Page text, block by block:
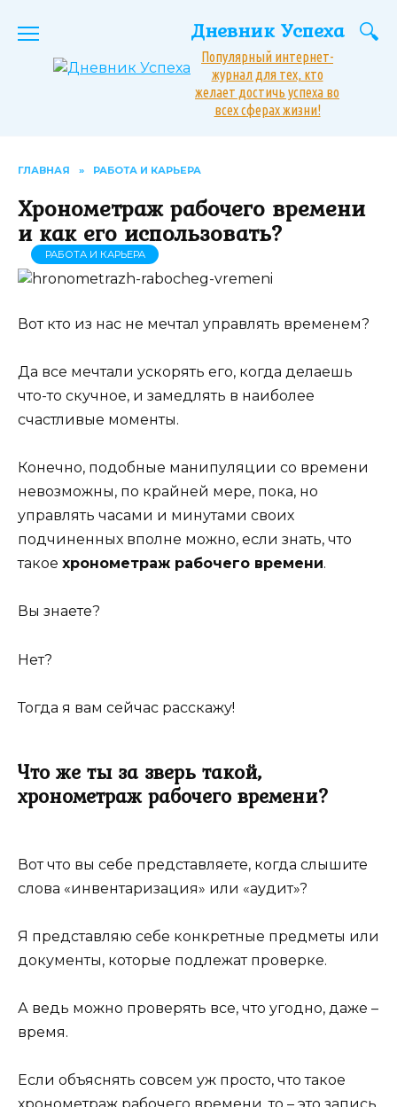
Дневник Успеха
Популярный интернет-
журнал для тех, кто
желает достичь успеха во
всех сферах жизни!
ГЛАВНАЯ » РАБОТА И КАРЬЕРА
Хронометраж рабочего времени
и как его использовать?
РАБОТА И КАРЬЕРА
Вот кто из нас не мечтал управлять временем?
Да все мечтали ускорять его, когда делаешь
что-то скучное, и замедлять в наиболее
счастливые моменты.
Конечно, подобные манипуляции со времени
невозможны, по крайней мере, пока, но
управлять часами и минутами своих
подчиненных вполне можно, если знать, что
такое хронометраж рабочего времени.
Вы знаете?
Нет?
Тогда я вам сейчас расскажу!
Что же ты за зверь такой,
хронометраж рабочего времени?
Вот что вы себе представляете, когда слышите
слова «инвентаризация» или «аудит»?
Я представляю себе конкретные предметы или
документы, которые подлежат проверке.
А ведь можно проверять все, что угодно, даже –
время.
Если объяснять совсем уж просто, что такое